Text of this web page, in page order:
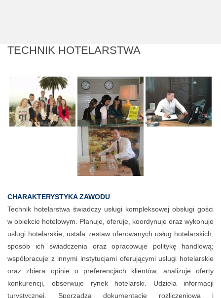
TECHNIK HOTELARSTWA
CHARAKTERYSTYKA ZAWODU
Technik hotelarstwa świadczy usługi kompleksowej obsługi gości
w obiekcie hotelowym. Planuje, oferuje, koordynuje oraz wykonuje
usługi hotelarskie; ustala zestaw oferowanych usług hotelarskich,
sposób ich świadczenia oraz opracowuje politykę handlową;
współpracuje z innymi instytucjami oferującymi usługi hotelarskie
oraz zbiera opinie o preferencjach klientów, analizuje oferty
konkurencji, obserwuje rynek hotelarski. Udziela informacji
turystycznej. Sporządza dokumentację rozliczeniową i